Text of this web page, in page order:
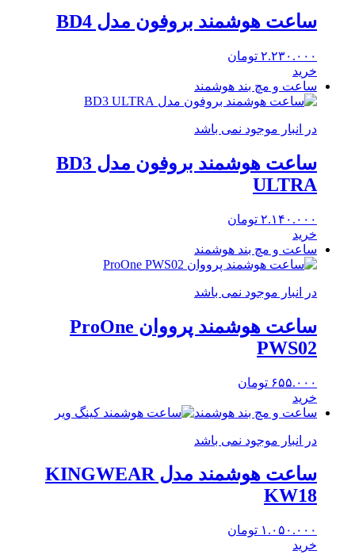
ساعت هوشمند بروفون مدل BD4
۲.۲۳۰.۰۰۰ تومان
خرید
ساعت و مچ بند هوشمند
در انبار موجود نمی باشد
ساعت هوشمند بروفون مدل BD3
ULTRA
۲.۱۴۰.۰۰۰ تومان
خرید
ساعت و مچ بند هوشمند
در انبار موجود نمی باشد
ساعت هوشمند پرووان ProOne
PWS02
۶۵۵.۰۰۰ تومان
خرید
ساعت و مچ بند هوشمند
در انبار موجود نمی باشد
ساعت هوشمند مدل KINGWEAR
KW18
۱.۰۵۰.۰۰۰ تومان
خرید